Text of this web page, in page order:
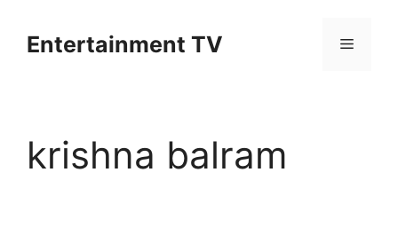
contentEntertainment TV Menu
krishna balram